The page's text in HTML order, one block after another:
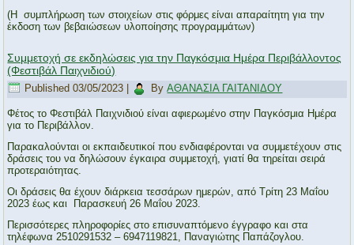
(Η συμπλήρωση των στοιχείων στις φόρμες είναι απαραίτητη για την
έκδοση των βεβαιώσεων υλοποίησης προγραμμάτων)
Συμμετοχή σε εκδηλώσεις για την Παγκόσμια Ημέρα Περιβάλλοντος
(Φεστιβάλ Παιχνιδιού)
Published 03/05/2023 By ΑΘΑΝΑΣΙΑ ΓΑΙΤΑΝΙΔΟΥ
Φέτος το Φεστιβάλ Παιχνιδιού είναι αφιερωμένο στην Παγκόσμια Ημέρα
για το Περιβάλλον.
Παρακαλούνται οι εκπαιδευτικοί που ενδιαφέρονται να συμμετέχουν στις
δράσεις του να δηλώσουν έγκαιρα συμμετοχή, γιατί θα τηρείται σειρά
προτεραιότητας.
Οι δράσεις θα έχουν διάρκεια τεσσάρων ημερών, από Τρίτη 23 Μαΐου
2023 έως και Παρασκευή 26 Μαΐου 2023.
Περισσότερες πληροφορίες στο επισυναπτόμενο έγγραφο και στα
τηλέφωνα 2510291532 – 6947119821, Παναγιώτης Παπάζογλου.